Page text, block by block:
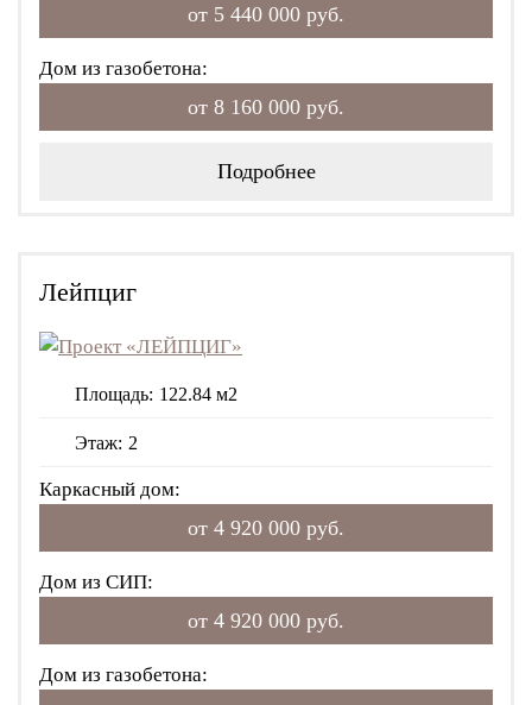
от 5 440 000 руб.
Дом из газобетона:
от 8 160 000 руб.
Подробнее
Лейпциг
Площадь: 122.84 м2
Этаж: 2
Каркасный дом:
от 4 920 000 руб.
Дом из СИП:
от 4 920 000 руб.
Дом из газобетона: